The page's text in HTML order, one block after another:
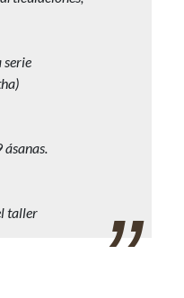
serie
ásanas.
taller